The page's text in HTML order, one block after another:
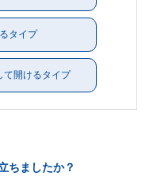
タイプ
て開けるタイプ
ちましたか？